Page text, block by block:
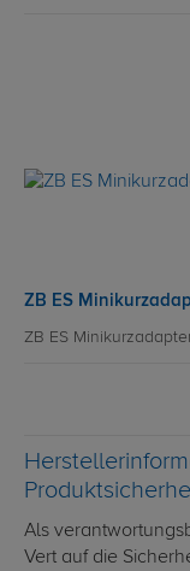
ZB ES
ZB ES
Als
Vert auf die